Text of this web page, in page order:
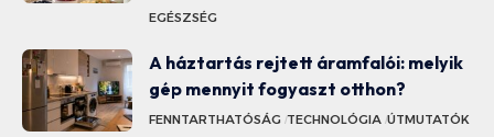
EGÉSZSÉG
A háztartás rejtett áramfalói: melyik
gép mennyit fogyaszt otthon?
FENNTARTHATÓSÁG TECHNOLÓGIA ÚTMUTATÓK